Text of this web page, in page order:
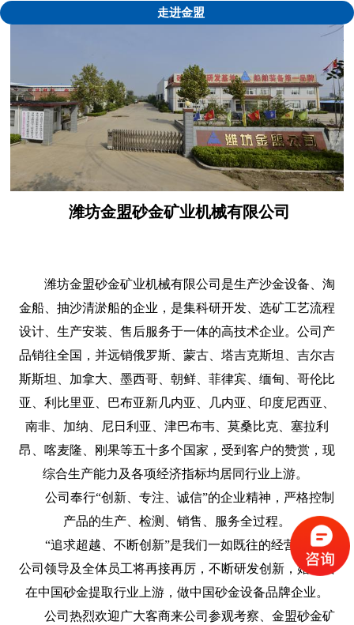
走进金盟
潍坊金盟砂金矿业机械有限公司
潍坊金盟砂金矿业机械有限公司是生产沙金设备、淘
金船、抽沙清淤船的企业，是集科研开发、选矿工艺流程
设计、生产安装、售后服务于一体的高技术企业。公司产
品销往全国，并远销俄罗斯、蒙古、塔吉克斯坦、吉尔吉
斯斯坦、加拿大、墨西哥、朝鲜、菲律宾、缅甸、哥伦比
亚、利比里亚、巴布亚新几内亚、几内亚、印度尼西亚、
南非、加纳、尼日利亚、津巴布韦、莫桑比克、塞拉利
昂、喀麦隆、刚果等五十多个国家，受到客户的赞赏，现
综合生产能力及各项经济指标均居同行业上游。
公司奉行“创新、专注、诚信”的企业精神，严格控制
产品的生产、检测、销售、服务全过程。
“追求超越、不断创新”是我们一如既往的经营理念，
公司领导及全体员工将再接再厉，不断研发创新，始终站
在中国砂金提取行业上游，做中国砂金设备品牌企业。
公司热烈欢迎广大客商来公司参观考察、金盟砂金矿